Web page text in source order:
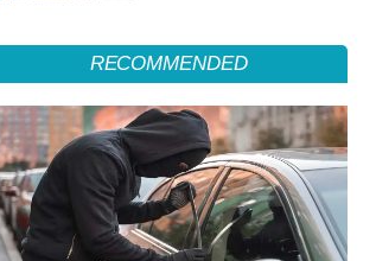
RECOMMENDED